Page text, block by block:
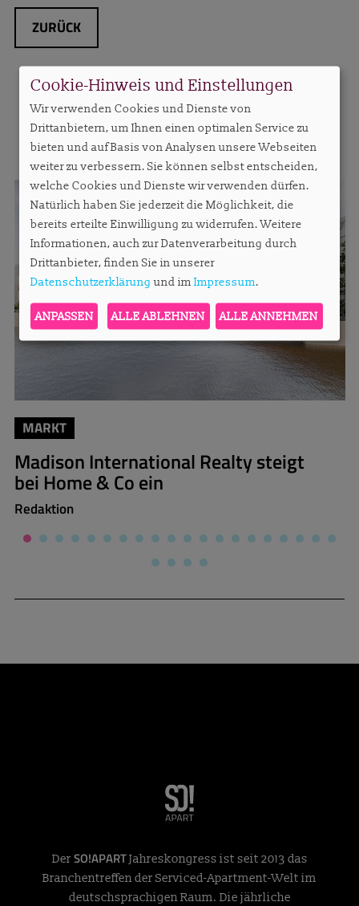
ZURÜCK
MEHR AUS DIESER RUBRIK
MARKT
Madison International Realty steigt
bei Home & Co ein
Redaktion
Der SO!APARTJahreskongress ist seit 2013 das
Branchentreffen der Serviced-Apartment-Welt im
deutschsprachigen Raum. Die jährliche
Cookie-Hinweis und Einstellungen
Wir verwenden Cookies und Dienste von
Drittanbietern, um Ihnen einen optimalen Service zu
bieten und auf Basis von Analysen unsere Webseiten
weiter zu verbessern. Sie können selbst entscheiden,
welche Cookies und Dienste wir verwenden dürfen.
Natürlich haben Sie jederzeit die Möglichkeit, die
bereits erteilte Einwilligung zu widerrufen. Weitere
Informationen, auch zur Datenverarbeitung durch
Drittanbieter, finden Sie in unserer
Datenschutzerklärung und im Impressum.
ANPASSEN ALLE ABLEHNEN ALLE ANNEHMEN